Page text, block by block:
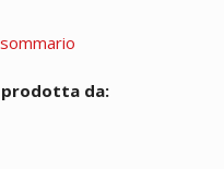
prodotta da: